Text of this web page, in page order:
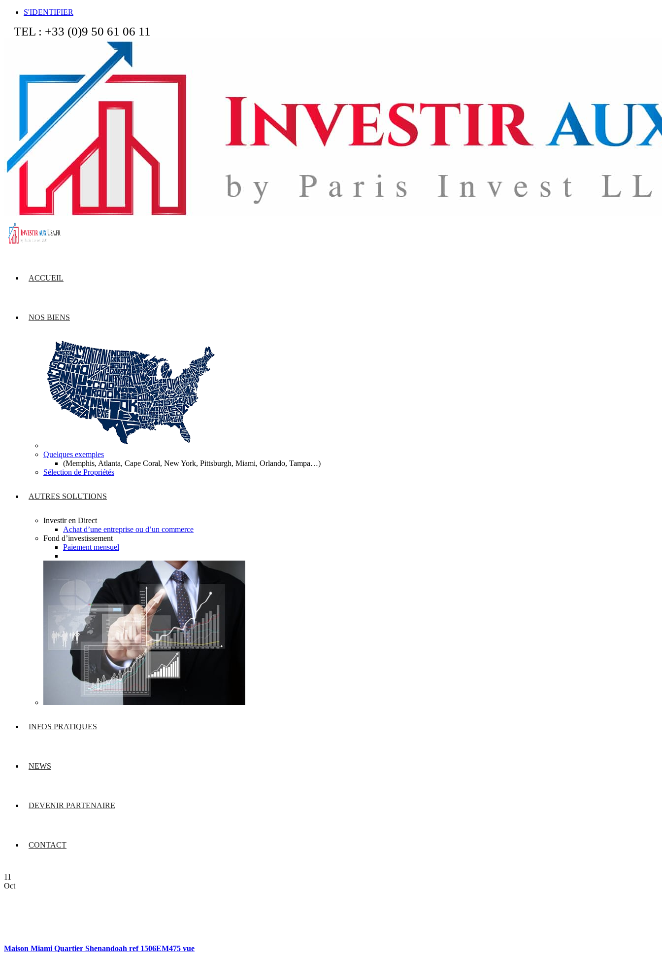
S'IDENTIFIER
TEL : +33 (0)9 50 61 06 11
ACCUEIL
NOS BIENS
Quelques exemples
(Memphis, Atlanta, Cape Coral, New York, Pittsburgh, Miami, Orlando, Tampa…)
Sélection de Propriétés
AUTRES SOLUTIONS
Investir en Direct
Achat d’une entreprise ou d’un commerce
Fond d’investissement
Paiement mensuel
INFOS PRATIQUES
NEWS
DEVENIR PARTENAIRE
CONTACT
11
Oct
Maison Miami Quartier Shenandoah ref 1506EM475 vue